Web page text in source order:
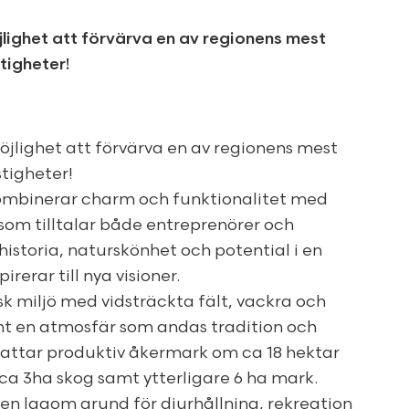
att förvärva en av regionens mest
att förvärva en av regionens mest
charm och funktionalitet med
tilltalar både entreprenörer och
naturskönhet och potential i en
till nya visioner.
miljö med vidsträckta fält, vackra och
en atmosfär som andas tradition och
produktiv åkermark om ca 18 hektar
3ha skog samt ytterligare 6 ha mark.
lagom grund för djurhållning, rekreation